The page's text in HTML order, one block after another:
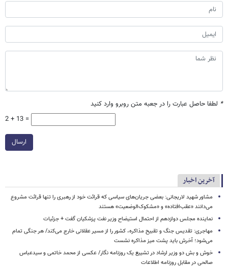
* لطفا حاصل عبارت را در جعبه متن روبرو وارد کنید
2 + 13 =
ارسال
آخرین اخبار
مشاور شهید لاریجانی: بعضی جریان‌های سیاسی که قرائت خود از رهبری را تنها قرائت مشروع
می‌دانند «عقب‌افتاده» و «مشکوک‌الوضعیت» هستند
نماینده مجلس دوازدهم از احتمال استیضاح وزیر نفت پزشکیان گفت + جزئیات
مهاجری: تقدیس جنگ و تقبیح مذاکره، کشور را از مسیر عقلانی خارج می‌کند/ هر جنگی تمام
می‌شود؛ آخرش باید پشت میز مذاکره نشست
خوش و بش دو وزیر ارشاد در تشییع یک روزنامه نگار/ عکسی از محمد خاتمی و سیدعباس
صالحی در مقابل روزنامه اطلاعات